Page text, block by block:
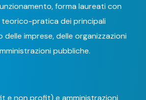
forma laureati con
teorico-pratica dei principali
imprese, delle organizzazioni
pubbliche.
e non profit) e amministrazioni